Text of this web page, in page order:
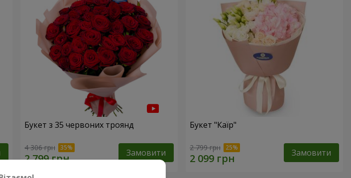
Букет з 35 червоних троянд
4 306 грн Замовити
Букет "Каїр"
2 799 грн Замовити